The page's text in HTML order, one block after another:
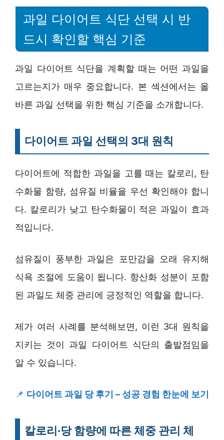
과일 다이어트 식단 선택 시 반
드시 확인할 핵심 기준
과일 다이어트 식단을 계획할 때는 어떤 과일을
고르는지가 매우 중요합니다. 본 섹션에서는 올
바른 과일 선택을 위한 핵심 기준을 소개합니다.
다이어트 과일 선택의 3대 원칙
다이어트에 적합한 과일을 고를 때는 칼로리, 탄
수화물 함량, 섬유질 비율을 우선 확인해야 합니
다. 칼로리가 낮고 탄수화물이 적은 과일이 효과
적입니다.
섬유질이 풍부한 과일은 포만감을 오래 유지해
식욕 조절에 도움이 됩니다. 항산화 성분이 포함
된 과일도 체중 관리에 긍정적인 역할을 합니다.
제가 여러 사례를 분석해보면, 이런 3대 원칙을
지키는 것이 과일 다이어트 식단의 출발점임을
알 수 있습니다.
📌 다이어트 과일 당 후기 – 성공 경험 한눈에 보기
칼로리·당 함량에 따른 체중 관리 체